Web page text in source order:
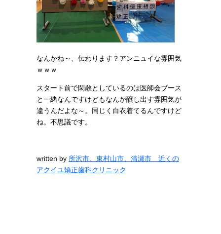
なんかね～、伝わります？アンニュイな雰囲気
ｗｗｗ
スタート前で閑散としているのは医師会ブース
と一緒なんですけどもなんか醸し出す雰囲気が
違うんだよな～。同じく白衣着てるんですけど
ね。不思議です。
written by 所沢市、東村山市、清瀬市 近くの
アクイユ矯正歯科クリニック